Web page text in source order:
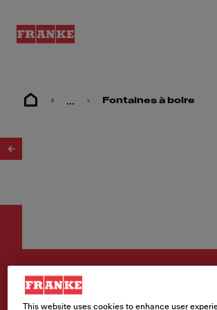
... Fontaines à boire
Fontaines à boire
This website uses cookies to enhance user